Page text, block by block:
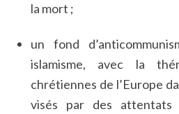
la mort ;
un fond
islamisme, avec la
chrétiennes de l’Europe
visés par des